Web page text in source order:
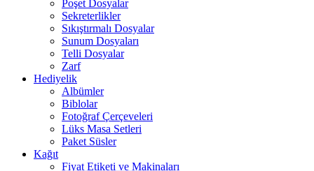
Poşet Dosyalar
Sekreterlikler
Sıkıştırmalı Dosyalar
Sunum Dosyaları
Telli Dosyalar
Zarf
Hediyelik
Albümler
Biblolar
Fotoğraf Çerçeveleri
Lüks Masa Setleri
Paket Süsler
Kağıt
Fiyat Etiketi ve Makinaları